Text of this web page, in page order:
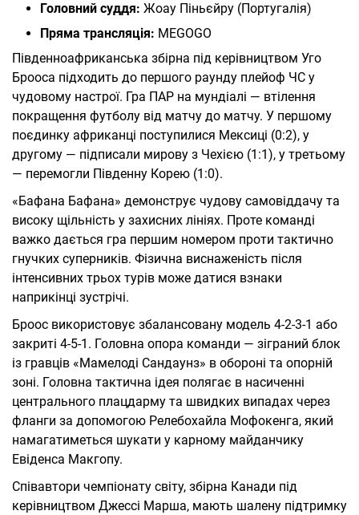
Головний суддя: Жоау Піньєйру (Португалія)
Пряма трансляція: MEGOGO
Південноафриканська збірна під керівництвом Уго
Брооса підходить до першого раунду плейоф ЧС у
чудовому настрої. Гра ПАР на мундіалі — втілення
покращення футболу від матчу до матчу. У першому
поєдинку африканці поступилися Мексиці (0:2), у
другому — підписали мирову з Чехією (1:1), у третьому
— перемогли Південну Корею (1:0).
«Бафана Бафана» демонструє чудову самовіддачу та
високу щільність у захисних лініях. Проте команді
важко дається гра першим номером проти тактично
гнучких суперників. Фізична виснаженість після
інтенсивних трьох турів може датися взнаки
наприкінці зустрічі.
Броос використовує збалансовану модель 4-2-3-1 або
закриті 4-5-1. Головна опора команди — зіграний блок
із гравців «Мамелоді Сандаунз» в обороні та опорній
зоні. Головна тактична ідея полягає в насиченні
центрального плацдарму та швидких випадах через
фланги за допомогою Релебохайла Мофокенга, який
намагатиметься шукати у карному майданчику
Евіденса Макгопу.
Співавтори чемпіонату світу, збірна Канади під
керівництвом Джессі Марша, мають шалену підтримку